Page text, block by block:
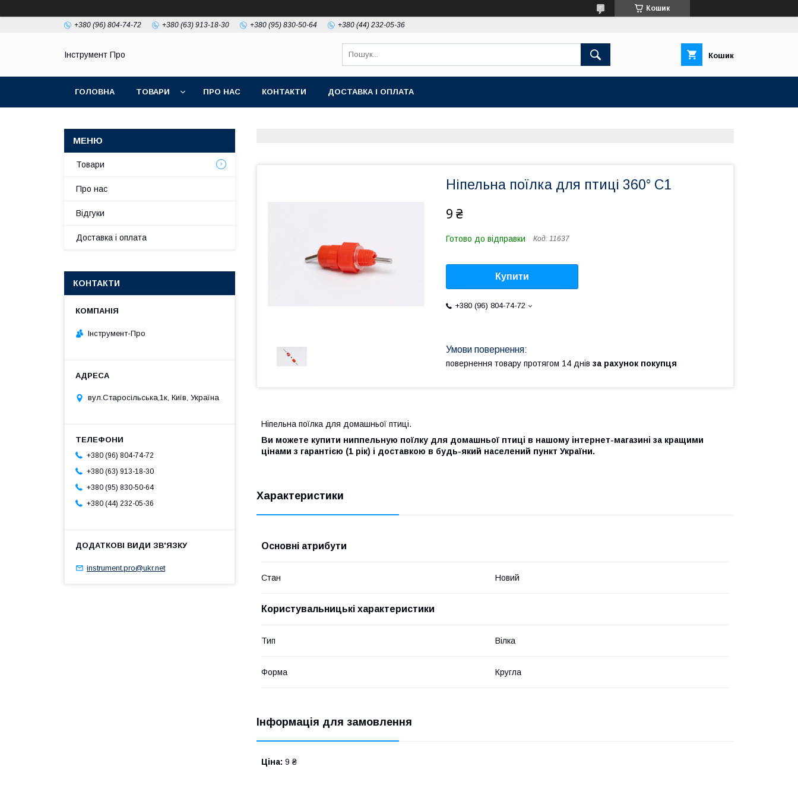
Кошик
+380 (96) 804-74-72 +380 (63) 913-18-30 +380 (95) 830-50-64 +380 (44) 232-05-36
Інструмент Про Кошик
ГОЛОВНА ТОВАРИ ПРО НАС КОНТАКТИ ДОСТАВКА І ОПЛАТА
Ніпельна поїлка для птиці 360° C1
9 ₴
Готово до відправки Код: 11637
Купити
+380 (96) 804-74-72
повернення товару протягом 14 днів за рахунок покупця
Ніпельна поїлка для домашньої птиці.
Ви можете купити ниппельную поїлку для домашньої птиці в нашому інтернет-магазині за кращими
цінами з гарантією (1 рік) і доставкою в будь-який населений пункт України.
Характеристики
Основні атрибути
Стан Новий
Користувальницькі характеристики
Тип Вілка
Форма Кругла
Інформація для замовлення
Ціна: 9 ₴
Товари
Про нас
Відгуки
Доставка і оплата
КОНТАКТИ
Інструмент-Про
вул.Старосільська,1к, Київ, Україна
+380 (96) 804-74-72
+380 (63) 913-18-30
+380 (95) 830-50-64
+380 (44) 232-05-36
instrument.pro@ukr.net